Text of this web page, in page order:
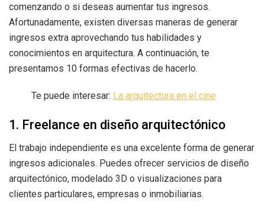
comenzando o si deseas aumentar tus ingresos.
Afortunadamente, existen diversas maneras de generar
ingresos extra aprovechando tus habilidades y
conocimientos en arquitectura. A continuación, te
presentamos 10 formas efectivas de hacerlo.
Te puede interesar: La arquitectura en el cine
1. Freelance en diseño arquitectónico
El trabajo independiente es una excelente forma de generar
ingresos adicionales. Puedes ofrecer servicios de diseño
arquitectónico, modelado 3D o visualizaciones para
clientes particulares, empresas o inmobiliarias.